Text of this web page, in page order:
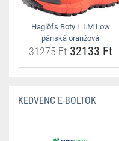
Haglöfs Boty L.I.M Low
pánská oranžová
31275 Ft32133 Ft
KEDVENC E-BOLTOK